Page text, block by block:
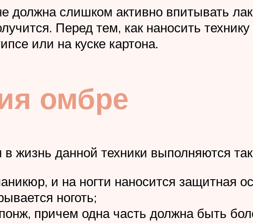
должна слишком активно впитывать
Перед тем, как наносить
или на куске картона.
омбре
жизнь данной техники выполняются
и на ногти наносится защитная
ноготь;
причем одна часть должна быть